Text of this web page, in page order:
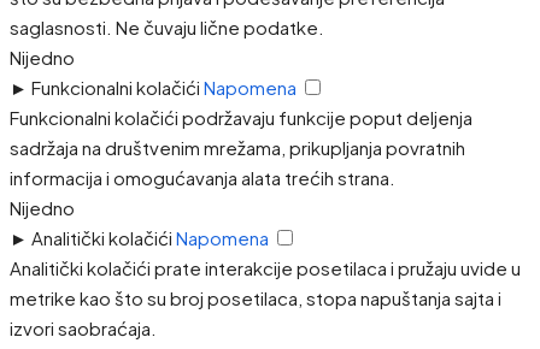
saglasnosti. Ne čuvaju lične podatke.
Nijedno
► Funkcionalni kolačići Napomena
Funkcionalni kolačići podržavaju funkcije poput deljenja
sadržaja na društvenim mrežama, prikupljanja povratnih
informacija i omogućavanja alata trećih strana.
Nijedno
► Analitički kolačići Napomena
Analitički kolačići prate interakcije posetilaca i pružaju uvide u
metrike kao što su broj posetilaca, stopa napuštanja sajta i
izvori saobraćaja.